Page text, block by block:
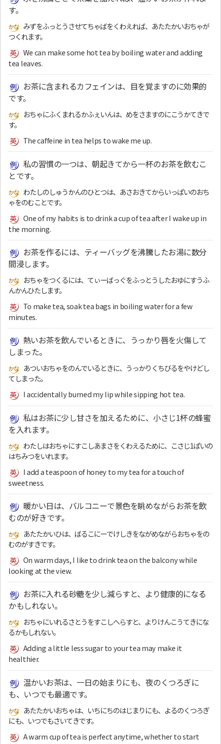
す。
みずをふっとうさせてちゃばをくわえれば、あたたかいおちゃが
つくれます。
We can make some hot tea by boiling water and adding
tea leaves.
お茶に含まれるカフェインは、目を覚ますのに効果的
です。
おちゃにふくまれるかふぇいんは、めをさますのにこうかてきで
す。
The caffeine in tea helps to wake me up.
私の習慣の一つは、朝起きてから一杯のお茶を飲むこ
とです。
わたしのしゅうかんのひとつは、あさおきてからいっぱいのおち
ゃをのむことです。
One of my habits is to drink a cup of tea after I wake up in
the morning.
お茶を作るには、ティーバッグを沸騰したお湯に数分
間浸します。
おちゃをつくるには、てぃーばっぐをふっとうしたおゆにすうふ
んかんひたします。
To make tea, soak tea bags in boiling water for a few
minutes.
熱いお茶を飲んでいるときに、うっかり唇を火傷して
しまった。
あついおちゃをのんでいるときに、うっかりくちびるをやけどし
てしまった。
I accidentally burned my lip while sipping hot tea.
私はお茶に少し甘さを加えるために、小さじ1杯の蜂蜜
を入れます。
わたしはおちゃにすこしあまさをくわえるために、こさじ1ぱいの
はちみつをいれます。
I add a teaspoon of honey to my tea for a touch of
sweetness.
暖かい日は、バルコニーで景色を眺めながらお茶を飲
むのが好きです。
あたたかいひは、ばるこにーでけしきをながめながらおちゃをの
むのがすきです。
On warm days, I like to drink tea on the balcony while
looking at the view.
お茶に入れる砂糖を少し減らすと、より健康的になる
かもしれない。
おちゃにいれるさとうをすこしへらすと、よりけんこうてきにな
るかもしれない。
Adding a little less sugar to your tea may make it
healthier.
温かいお茶は、一日の始まりにも、夜のくつろぎに
も、いつでも最適です。
あたたかいおちゃは、いちにちのはじまりにも、よるのくつろぎ
にも、いつでもさいてきです。
A warm cup of tea is perfect anytime, whether to start